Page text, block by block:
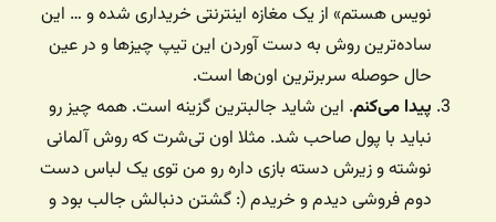
نویس‌ هستم» از یک مغازه اینترنتی خریداری شده و … این
ساده‌ترین روش به دست آوردن این تیپ چیزها و در عین
حال حوصله سربرترین اون‌ها است.
پیدا می‌کنم. این شاید جالبترین گزینه است. همه چیز رو
نباید با پول صاحب شد. مثلا اون تی‌شرت که روش آلمانی
نوشته و زیرش دسته بازی داره رو من توی یک لباس دست
دوم فروشی دیدم و خریدم (: گشتن دنبالش جالب بود و